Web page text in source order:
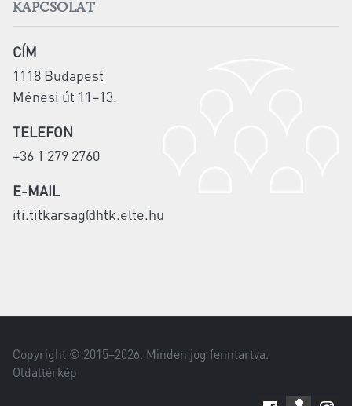
KAPCSOLAT
CÍM
1118 Budapest
Ménesi út 11–13.
TELEFON
+36 1 279 2760
E-MAIL
iti.titkarsag@htk.elte.hu
Copyright © 2015–2026. Minden jog fenntartva.
Oldaltérkép